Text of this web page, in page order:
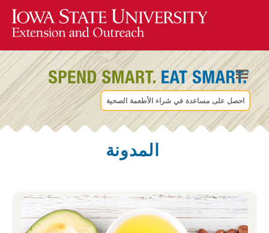
احصل على مساعدة في شراء الأطعمة الصحية
المدونة